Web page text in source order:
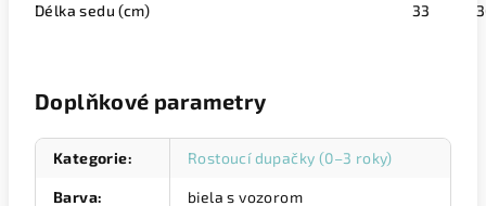
Délka sedu (cm) 33
Doplňkové parametry
Kategorie: Rostoucí dupačky (0–3 roky)
Barva: biela s vozorom